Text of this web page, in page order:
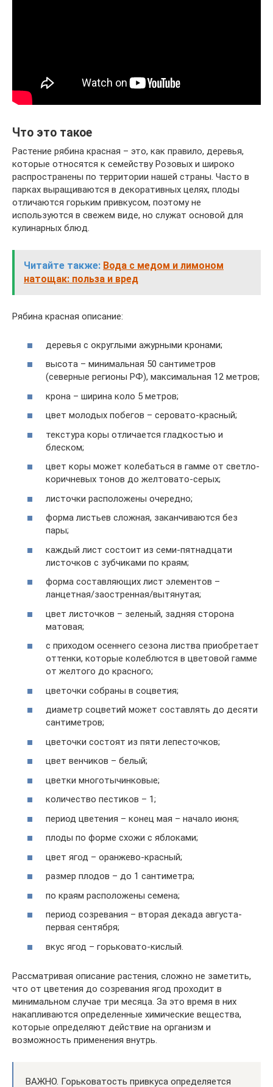
Что это такое
Растение рябина красная – это, как правило, деревья,
которые относятся к семейству Розовых и широко
распространены по территории нашей страны. Часто в
парках выращиваются в декоративных целях, плоды
отличаются горьким привкусом, поэтому не
используются в свежем виде, но служат основой для
кулинарных блюд.
Читайте также: Вода с медом и лимоном
натощак: польза и вред
Рябина красная описание:
деревья с округлыми ажурными кронами;
высота – минимальная 50 сантиметров
(северные регионы РФ), максимальная 12 метров;
крона – ширина коло 5 метров;
цвет молодых побегов – серовато-красный;
текстура коры отличается гладкостью и
блеском;
цвет коры может колебаться в гамме от светло-
коричневых тонов до желтовато-серых;
листочки расположены очередно;
форма листьев сложная, заканчиваются без
пары;
каждый лист состоит из семи-пятнадцати
листочков с зубчиками по краям;
форма составляющих лист элементов –
ланцетная/заостренная/вытянутая;
цвет листочков – зеленый, задняя сторона
матовая;
с приходом осеннего сезона листва приобретает
оттенки, которые колеблются в цветовой гамме
от желтого до красного;
цветочки собраны в соцветия;
диаметр соцветий может составлять до десяти
сантиметров;
цветочки состоят из пяти лепесточков;
цвет венчиков – белый;
цветки многотычинковые;
количество пестиков – 1;
период цветения – конец мая – начало июня;
плоды по форме схожи с яблоками;
цвет ягод – оранжево-красный;
размер плодов – до 1 сантиметра;
по краям расположены семена;
период созревания – вторая декада августа-
первая сентября;
вкус ягод – горьковато-кислый.
Рассматривая описание растения, сложно не заметить,
что от цветения до созревания ягод проходит в
минимальном случае три месяца. За это время в них
накапливаются определенные химические вещества,
которые определяют действие на организм и
возможность применения внутрь.
ВАЖНО. Горьковатость привкуса определяется